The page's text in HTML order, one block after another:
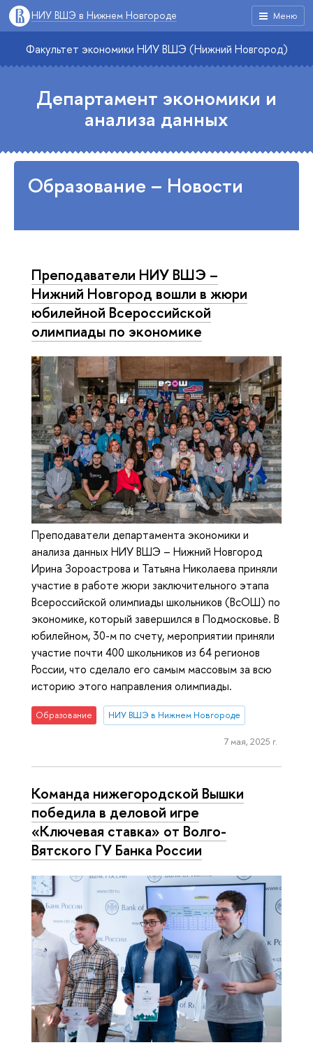
Меню
НИУ ВШЭ в Нижнем Новгороде
Факультет экономики НИУ ВШЭ (Нижний Новгород)
Департамент экономики и
анализа данных
Образование – Новости
Преподаватели НИУ ВШЭ –
Нижний Новгород вошли в жюри
юбилейной Всероссийской
олимпиады по экономике
Преподаватели департамента экономики и
анализа данных НИУ ВШЭ – Нижний Новгород
Ирина Зороастрова и Татьяна Николаева приняли
участие в работе жюри заключительного этапа
Всероссийской олимпиады школьников (ВсОШ) по
экономике, который завершился в Подмосковье. В
юбилейном, 30-м по счету, мероприятии приняли
участие почти 400 школьников из 64 регионов
России, что сделало его самым массовым за всю
историю этого направления олимпиады.
Образование НИУ ВШЭ в Нижнем Новгороде
7 мая, 2025 г.
Команда нижегородской Вышки
победила в деловой игре
«Ключевая ставка» от Волго-
Вятского ГУ Банка России